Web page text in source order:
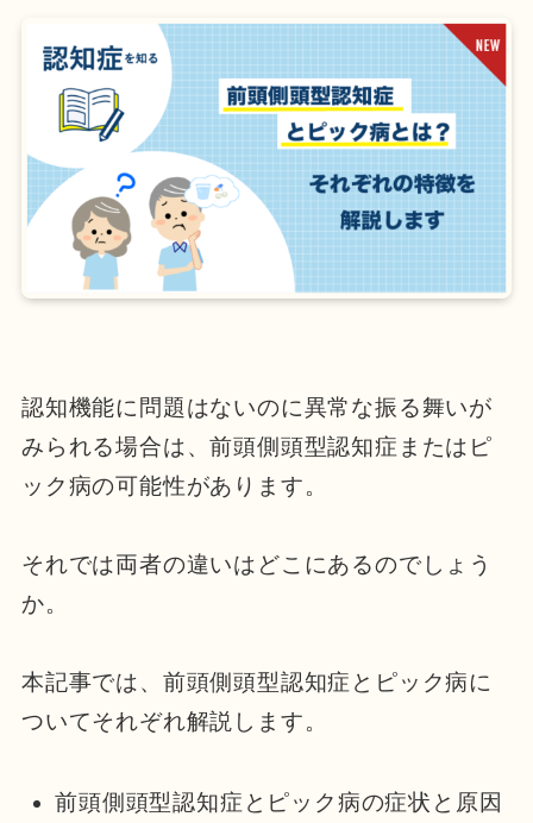
認知機能に問題はないのに異常な振る舞いが
みられる場合は、前頭側頭型認知症またはピ
ック病の可能性があります。
それでは両者の違いはどこにあるのでしょう
か。
本記事では、前頭側頭型認知症とピック病に
ついてそれぞれ解説します。
前頭側頭型認知症とピック病の症状と原因